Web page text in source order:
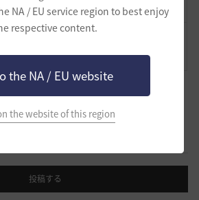
NA / EU service region to best enjoy
respective content.
the NA / EU website
the website of this region
マについて話し合える自由掲示板です。
投稿する